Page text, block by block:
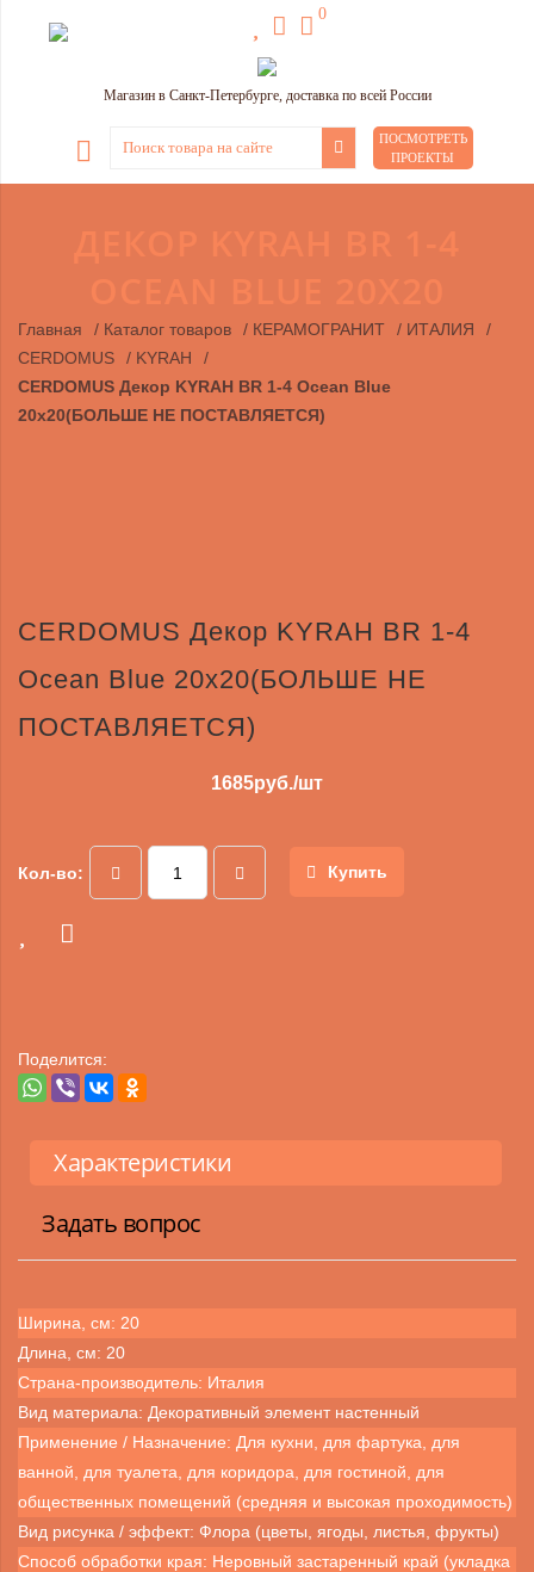
0
Магазин в Санкт-Петербурге, доставка по всей России
ПОСМОТРЕТЬ
ПРОЕКТЫ
Главная / Каталог товаров / КЕРАМОГРАНИТ / ИТАЛИЯ
/
CERDOMUS
/ KYRAH
/
CERDOMUS Декор KYRAH BR 1-4 Ocean Blue
20x20(БОЛЬШЕ НЕ ПОСТАВЛЯЕТСЯ)
CERDOMUS Декор KYRAH BR 1-4
Ocean Blue 20x20(БОЛЬШЕ НЕ
ПОСТАВЛЯЕТСЯ)
1685руб./шт
Кол-во: Купить
Поделится:
Характеристики
Задать вопрос
Ширина, см: 20
Длина, см: 20
Страна-производитель: Италия
Вид материала: Декоративный элемент настенный
Применение / Назначение: Для кухни, для фартука, для
ванной, для туалета, для коридора, для гостиной, для
общественных помещений (средняя и высокая проходимость)
Вид рисунка / эффект: Флора (цветы, ягоды, листья, фрукты)
Способ обработки края: Неровный застаренный край (укладка